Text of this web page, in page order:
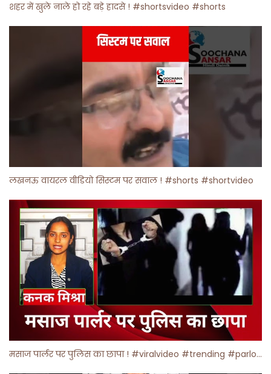
शहर में खुले नाले हो रहे बड़े हादसे ! #shortsvideo #shorts
लखनऊ वायरल वीडियो सिस्टम पर सवाल ! #shorts #shortvideo
मसाज पार्लर पर पुलिस का छापा ! #viralvideo #trending #parlour